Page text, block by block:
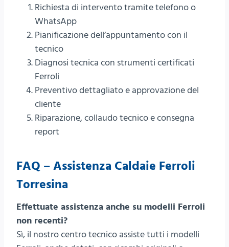
Richiesta di intervento tramite telefono o
WhatsApp
Pianificazione dell’appuntamento con il
tecnico
Diagnosi tecnica con strumenti certificati
Ferroli
Preventivo dettagliato e approvazione del
cliente
Riparazione, collaudo tecnico e consegna
report
FAQ – Assistenza Caldaie Ferroli
Torresina
Effettuate assistenza anche su modelli Ferroli
non recenti?
Sì, il nostro centro tecnico assiste tutti i modelli